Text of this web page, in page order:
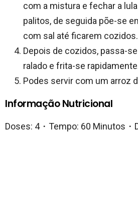
com a mistura e fechar a
palitos, de seguida põe-se
com sal até ficarem cozidos.
Depois de cozidos, passa-
ralado e frita-se
Podes servir com um arroz
Informação Nutricional
Doses: 4・Tempo: 60 Minutos・